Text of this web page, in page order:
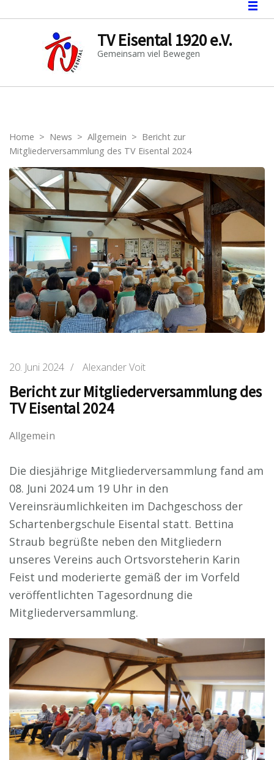
TV Eisental 1920 e.V.
Gemeinsam viel Bewegen
Home > News > Allgemein > Bericht zur
Mitgliederversammlung des TV Eisental 2024
20. Juni 2024 / Alexander Voit
Bericht zur Mitgliederversammlung des
TV Eisental 2024
Allgemein
Die diesjährige Mitgliederversammlung fand am
08. Juni 2024 um 19 Uhr in den
Vereinsräumlichkeiten im Dachgeschoss der
Schartenbergschule Eisental statt. Bettina
Straub begrüßte neben den Mitgliedern
unseres Vereins auch Ortsvorsteherin Karin
Feist und moderierte gemäß der im Vorfeld
veröffentlichten Tagesordnung die
Mitgliederversammlung.